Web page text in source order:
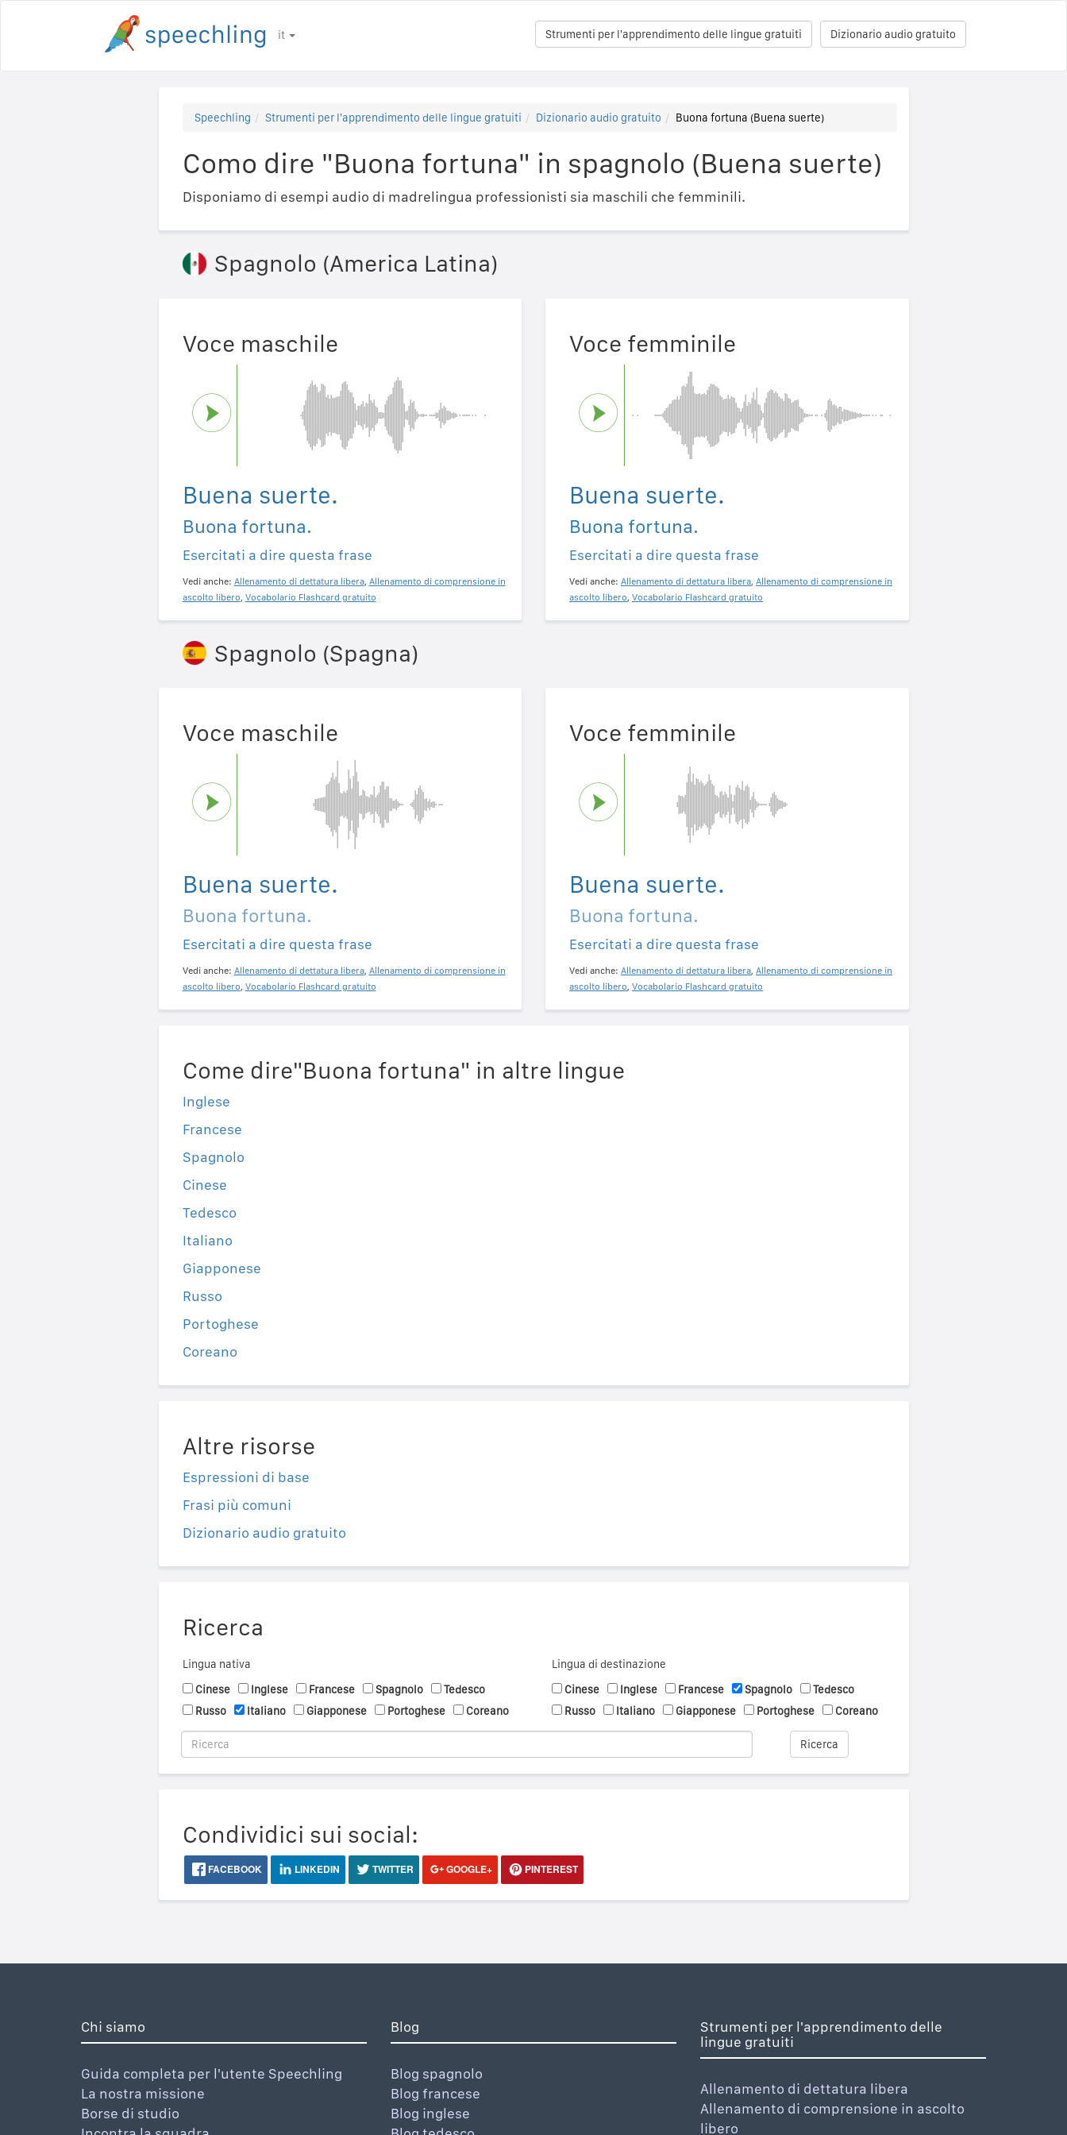
it Dizionario audio gratuito
Strumenti per l'apprendimento delle lingue gratuiti
Speechling Strumenti per l'apprendimento delle lingue gratuiti Dizionario audio gratuito Buona fortuna (Buena suerte)
Como dire "Buona fortuna" in spagnolo (Buena suerte)
Disponiamo di esempi audio di madrelingua professionisti sia maschili che femminili.
Spagnolo (America Latina)
Voce maschile
Buena suerte.
Buona fortuna.
Esercitati a dire questa frase
Vedi anche: Allenamento di dettatura libera, Allenamento di comprensione in
ascolto libero, Vocabolario Flashcard gratuito
Voce femminile
Buena suerte.
Buona fortuna.
Esercitati a dire questa frase
Vedi anche: Allenamento di dettatura libera, Allenamento di comprensione in
ascolto libero, Vocabolario Flashcard gratuito
Spagnolo (Spagna)
Voce maschile
Buena suerte.
Buona fortuna.
Esercitati a dire questa frase
Vedi anche: Allenamento di dettatura libera, Allenamento di comprensione in
ascolto libero, Vocabolario Flashcard gratuito
Voce femminile
Buena suerte.
Buona fortuna.
Esercitati a dire questa frase
Vedi anche: Allenamento di dettatura libera, Allenamento di comprensione in
ascolto libero, Vocabolario Flashcard gratuito
Come dire"Buona fortuna" in altre lingue
Inglese
Francese
Spagnolo
Cinese
Tedesco
Italiano
Giapponese
Russo
Portoghese
Coreano
Altre risorse
Espressioni di base
Frasi più comuni
Dizionario audio gratuito
Ricerca
Lingua nativa
Cinese
Inglese Francese Spagnolo
Tedesco
Russo
Italiano Giapponese Portoghese Coreano
Lingua di destinazione
Cinese
Inglese Francese Spagnolo
Tedesco
Russo
Italiano Giapponese Portoghese Coreano
Ricerca
Condividici sui social:
FACEBOOK LINKEDIN TWITTER GOOGLE+ PINTEREST
Chi siamo
Guida completa per l'utente Speechling
La nostra missione
Borse di studio
Blog
Blog spagnolo
Blog francese
Blog inglese
Strumenti per l'apprendimento delle
lingue gratuiti
Allenamento di dettatura libera
Allenamento di comprensione in ascolto
libero